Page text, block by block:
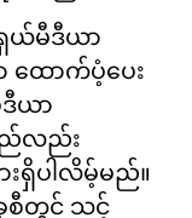
မီဒီယာ
ထောက်ပံ့ပေး
ယာ
ည်လည်း
ပါလိမ့်မည်။
တွင် သင့်